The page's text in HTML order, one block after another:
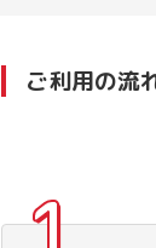
ご利用の流